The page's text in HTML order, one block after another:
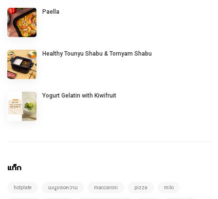
Paella
Healthy Tounyu Shabu & Tomyam Shabu
Yogurt Gelatin with Kiwifruit
แท็ก
hotplate เมนูของหวาน maccaroni pizza milo